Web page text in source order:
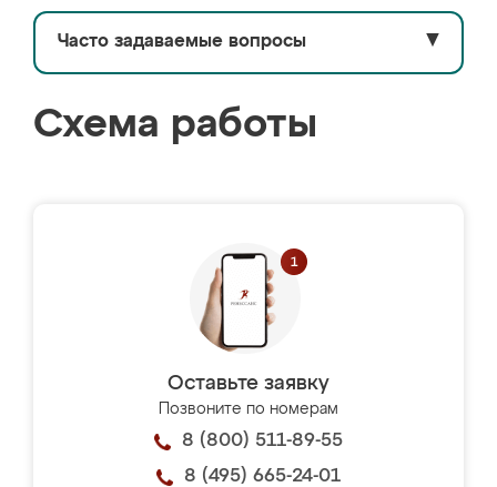
Часто задаваемые вопросы ▼
Схема работы
Оставьте заявку
Позвоните по номерам
8 (800) 511-89-55
8 (495) 665-24-01